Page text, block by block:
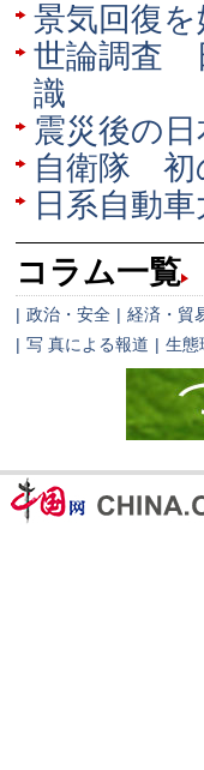
景気回復
世論調査
識
震災後の
自衛隊 初
日系自動
コラム一覧
| 政治・安全 | 経済・貿
| 写 真による報道 | 生態